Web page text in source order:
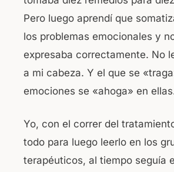
Pero luego aprendí que
los problemas emocionales y
expresaba correctamente. No
a mi cabeza. Y el que se
emociones se «ahoga» en
Yo, con el correr del
todo para luego leerlo en los
terapéuticos, al tiempo seguía